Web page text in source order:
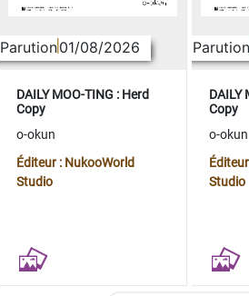
Parution01/08/2026
DAILY MOO-TING : Herd
Copy
o-okun
Éditeur : NukooWorld
Studio
Parution
DAILY
Copy
o-okun
Studio